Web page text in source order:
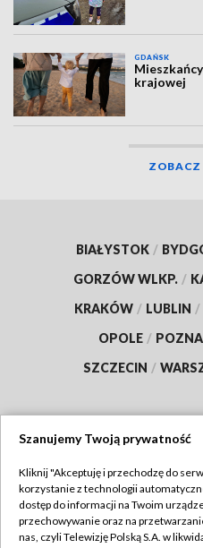
GDAŃSK
krajowej
ZOBACZ
BIAŁYSTOK /
GORZÓW WLKP. /
KRAKÓW / LUBLIN /
OPOLE /
SZCZECIN /
Abonament TVP
Szanujemy Twoją prywatność
Kliknij "Akceptuję i przechodzę do
korzystanie z technologii
dostęp do informacji na Twoim
przechowywanie oraz na
nas, czyli Telewizję Polską S.A. w